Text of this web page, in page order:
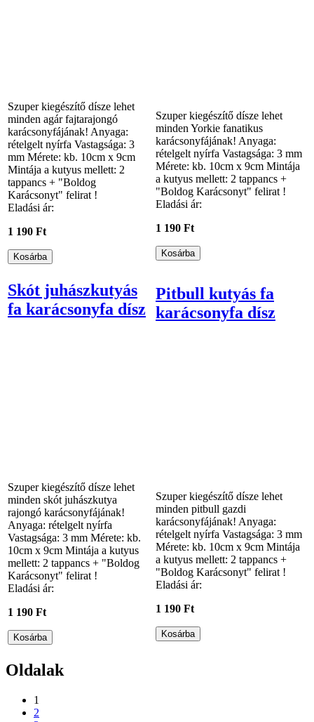
Szuper kiegészítő dísze lehet
minden agár fajtarajongó
karácsonyfájának! Anyaga:
rételgelt nyírfa Vastagsága: 3
mm Mérete: kb. 10cm x 9cm
Mintája a kutyus mellett: 2
tappancs + "Boldog
Karácsonyt" felirat !
Eladási ár:
1 190 Ft
Szuper kiegészítő dísze lehet
minden Yorkie fanatikus
karácsonyfájának! Anyaga:
rételgelt nyírfa Vastagsága: 3 mm
Mérete: kb. 10cm x 9cm Mintája
a kutyus mellett: 2 tappancs +
"Boldog Karácsonyt" felirat !
Eladási ár:
1 190 Ft
Skót juhászkutyás
fa karácsonyfa dísz
Szuper kiegészítő dísze lehet
minden skót juhászkutya
rajongó karácsonyfájának!
Anyaga: rételgelt nyírfa
Vastagsága: 3 mm Mérete: kb.
10cm x 9cm Mintája a kutyus
mellett: 2 tappancs + "Boldog
Karácsonyt" felirat !
Eladási ár:
1 190 Ft
Pitbull kutyás fa
karácsonyfa dísz
Szuper kiegészítő dísze lehet
minden pitbull gazdi
karácsonyfájának! Anyaga:
rételgelt nyírfa Vastagsága: 3 mm
Mérete: kb. 10cm x 9cm Mintája
a kutyus mellett: 2 tappancs +
"Boldog Karácsonyt" felirat !
Eladási ár:
1 190 Ft
Oldalak
1
2